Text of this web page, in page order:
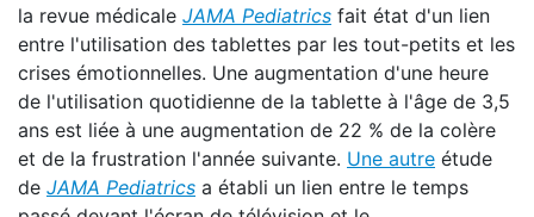
la revue médicale JAMA Pediatrics fait état d'un lien
entre l'utilisation des tablettes par les tout-petits et les
crises émotionnelles. Une augmentation d'une heure
de l'utilisation quotidienne de la tablette à l'âge de 3,5
ans est liée à une augmentation de 22 % de la colère
et de la frustration l'année suivante. Une autre étude
de JAMA Pediatrics a établi un lien entre le temps